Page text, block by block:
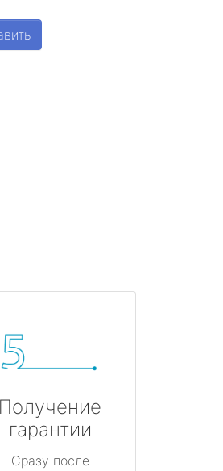
Получение
гарантии
Сразу после